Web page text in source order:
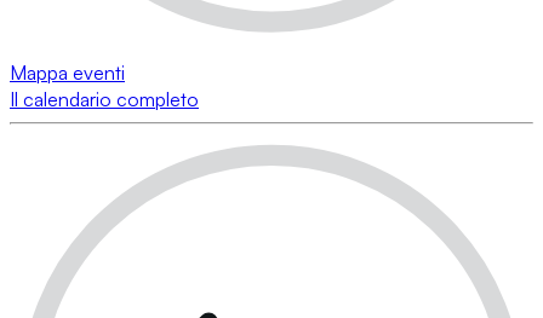
Mappa eventi
Il calendario completo